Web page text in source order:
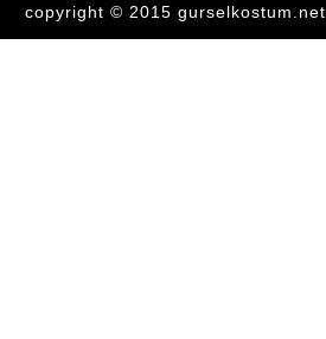
copyright © 2015 gurselkostum.net